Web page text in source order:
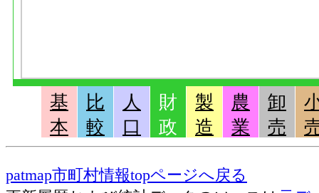
基
本
比
較
人
口
財
政
製
造
農
業
卸
売
patmap市町村情報topページへ戻る